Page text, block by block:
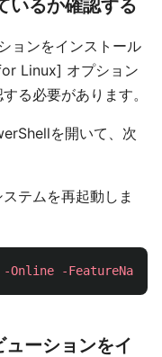
いるか確認する
ョンをインストール
Linux] オプション
る必要があります。
を開いて、次
テムを再起動しま
-Online -FeatureName
ーションをイ